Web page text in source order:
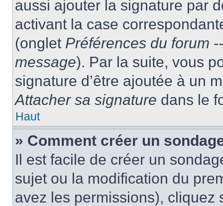
aussi ajouter la signature par
activant la case
(onglet Préférences du forum
message). Par la suite, vous
signature d’être ajoutée à un
Attacher sa signature dans le
Haut
» Comment créer un
Il est facile de créer un
sujet ou la modification du
avez les permissions), cliquez